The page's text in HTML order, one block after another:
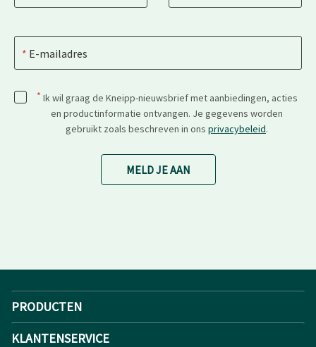
E-mailadres
* Ik wil graag de Kneipp-nieuwsbrief met aanbiedingen, acties
en productinformatie ontvangen. Je gegevens worden
gebruikt zoals beschreven in ons privacybeleid.
MELD JE AAN
PRODUCTEN
KLANTENSERVICE